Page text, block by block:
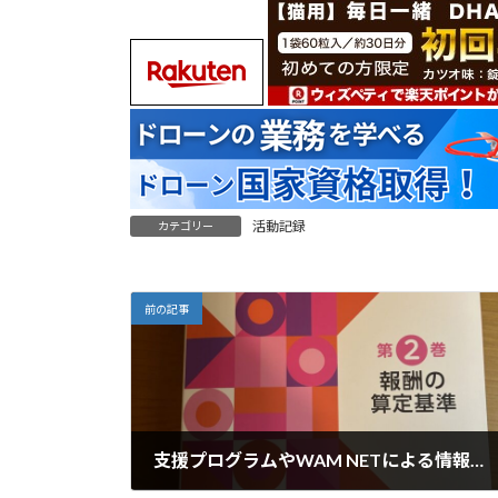
カテゴリー 活動記録
前の記事
支援プログラムやWAM NETによる情報公開大丈夫ですか